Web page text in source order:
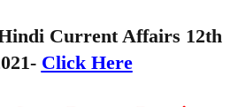
Current Affairs 12th
Click Here